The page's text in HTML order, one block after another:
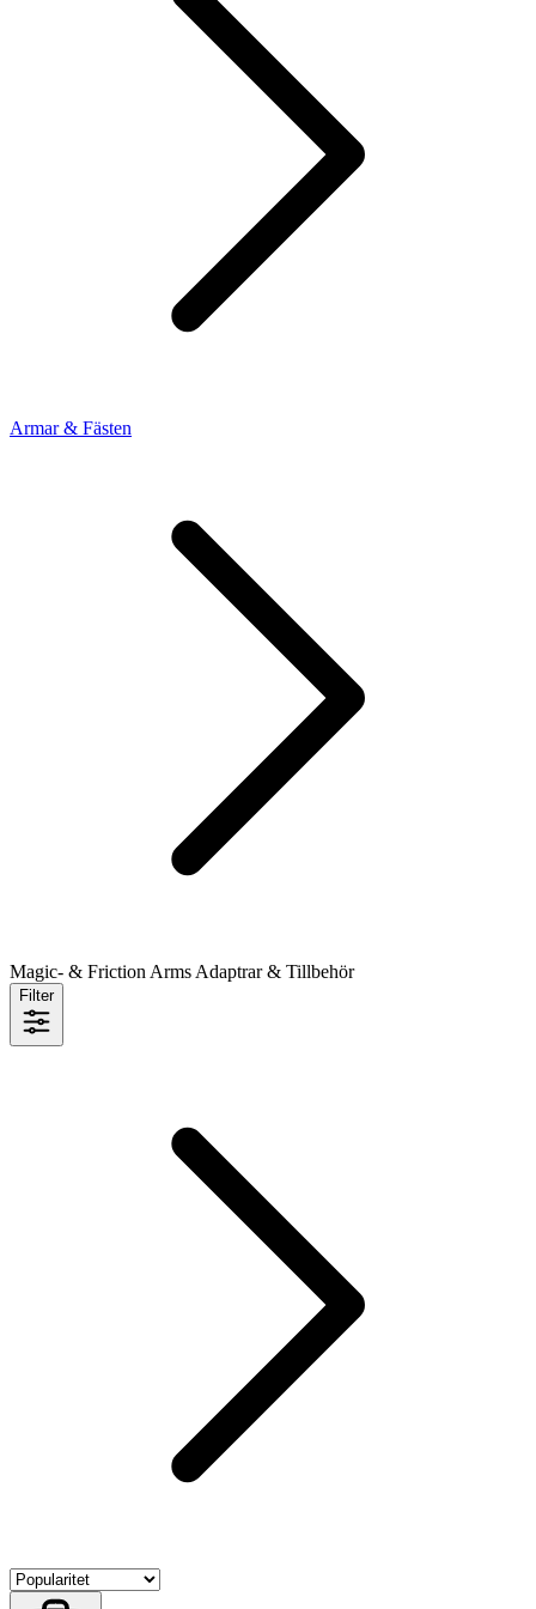
Armar & Fästen
Magic- & Friction Arms Adaptrar & Tillbehör
Filter